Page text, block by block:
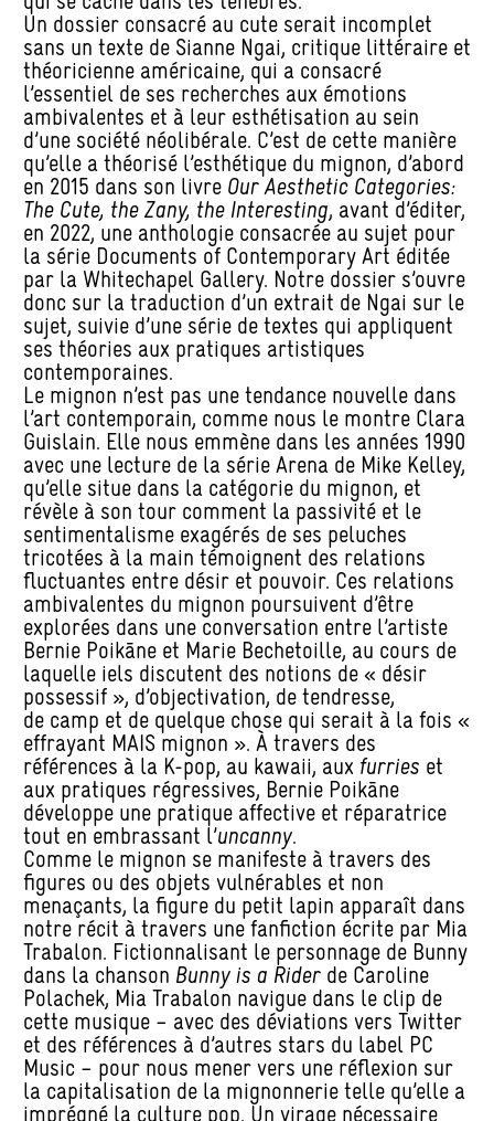
Un dossier consacré au cute serait incomplet
sans un texte de Sianne Ngai, critique littéraire et
théoricienne américaine, qui a consacré
l’essentiel de ses recherches aux émotions
ambivalentes et à leur esthétisation au sein
d’une société néolibérale. C’est de cette manière
qu’elle a théorisé l’esthétique du mignon, d’abord
en 2015 dans son livre Our Aesthetic Categories:
The Cute, the Zany, the Interesting, avant d’éditer,
en 2022, une anthologie consacrée au sujet pour
la série Documents of Contemporary Art éditée
par la Whitechapel Gallery. Notre dossier s’ouvre
donc sur la traduction d’un extrait de Ngai sur le
sujet, suivie d’une série de textes qui appliquent
ses théories aux pratiques artistiques
contemporaines.
Le mignon n’est pas une tendance nouvelle dans
l’art contemporain, comme nous le montre Clara
Guislain. Elle nous emmène dans les années 1990
avec une lecture de la série Arena de Mike Kelley,
qu’elle situe dans la catégorie du mignon, et
révèle à son tour comment la passivité et le
sentimentalisme exagérés de ses peluches
tricotées à la main témoignent des relations
fluctuantes entre désir et pouvoir. Ces relations
ambivalentes du mignon poursuivent d’être
explorées dans une conversation entre l’artiste
Bernie Poikāne et Marie Bechetoille, au cours de
laquelle iels discutent des notions de « désir
possessif », d’objectivation, de tendresse,
de camp et de quelque chose qui serait à la fois «
effrayant MAIS mignon ». À travers des
références à la K-pop, au kawaii, aux furries et
aux pratiques régressives, Bernie Poikāne
développe une pratique affective et réparatrice
tout en embrassant l’uncanny.
Comme le mignon se manifeste à travers des
figures ou des objets vulnérables et non
menaçants, la figure du petit lapin apparaît dans
notre récit à travers une fanfiction écrite par Mia
Trabalon. Fictionnalisant le personnage de Bunny
dans la chanson Bunny is a Riderde Caroline
Polachek, Mia Trabalon navigue dans le clip de
cette musique – avec des déviations vers Twitter
et des références à d’autres stars du label PC
Music – pour nous mener vers une réflexion sur
la capitalisation de la mignonnerie telle qu’elle a
imprégné la culture pop. Un virage nécessaire